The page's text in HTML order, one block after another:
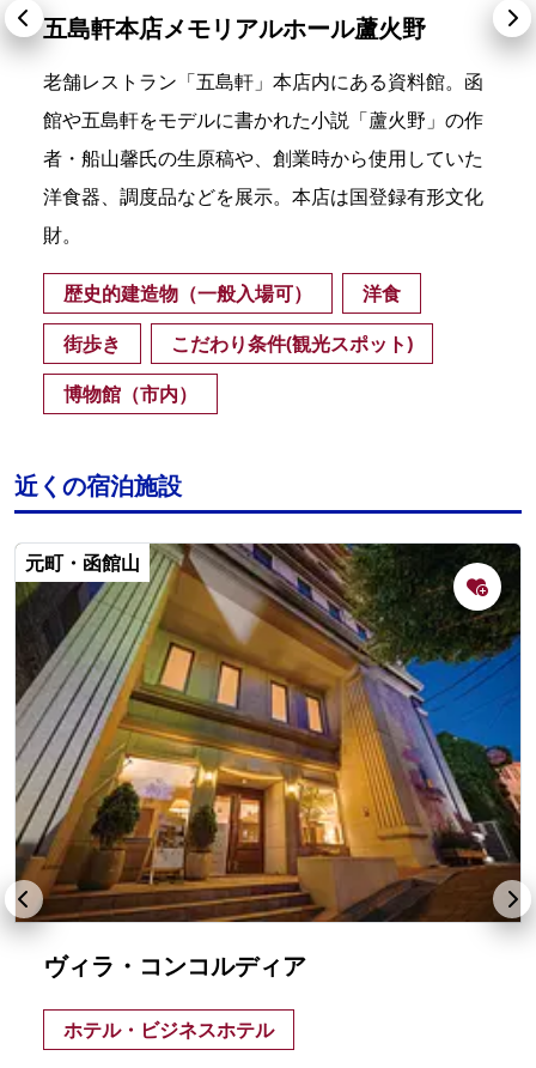
五島軒本店メモリアルホール蘆火野
老舗レストラン「五島軒」本店内にある資料館。函
館や五島軒をモデルに書かれた小説「蘆火野」の作
者・船山馨氏の生原稿や、創業時から使用していた
洋食器、調度品などを展示。本店は国登録有形文化
財。
歴史的建造物（一般入場可）
洋食
街歩き
こだわり条件(観光スポット)
博物館（市内）
近くの宿泊施設
元町・函館山
ヴィラ・コンコルディア
ホテル・ビジネスホテル